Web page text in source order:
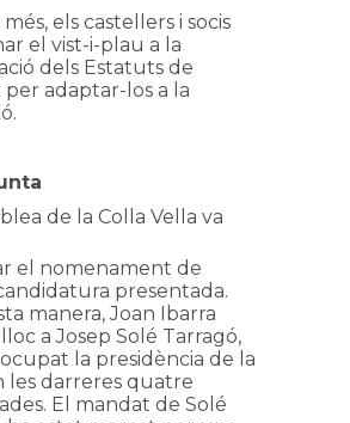
més, els castellers i socis
el vist-i-plau a la
dels Estatuts de
per adaptar-los a la
de la Colla Vella va
el nomenament de
candidatura presentada.
manera, Joan Ibarra
a Josep Solé Tarragó,
la presidència de la
les darreres quatre
El mandat de Solé